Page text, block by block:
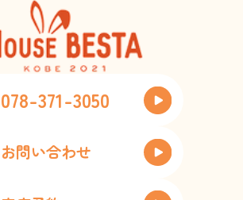
078-371-3050
お問い合わせ